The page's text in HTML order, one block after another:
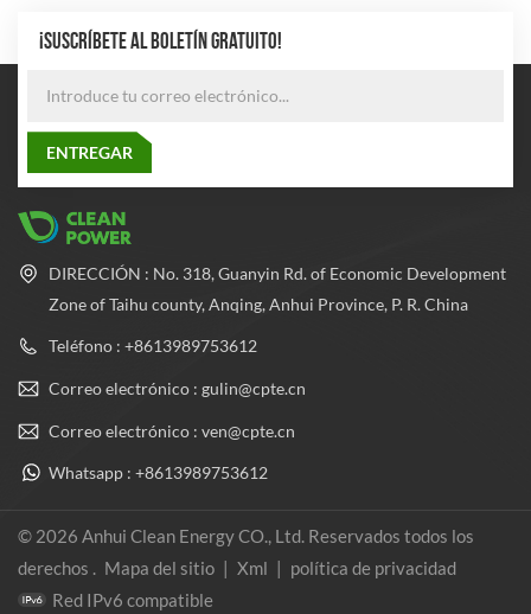
¡SUSCRÍBETE AL BOLETÍN GRATUITO!
DIRECCIÓN : No. 318, Guanyin Rd. of Economic Development
Zone of Taihu county, Anqing, Anhui Province, P. R. China
Teléfono : +8613989753612
Correo electrónico : gulin@cpte.cn
Correo electrónico : ven@cpte.cn
Whatsapp : +8613989753612
© 2026 Anhui Clean Energy CO., Ltd. Reservados todos los
derechos . Mapa del sitio | Xml | política de privacidad
Red IPv6 compatible